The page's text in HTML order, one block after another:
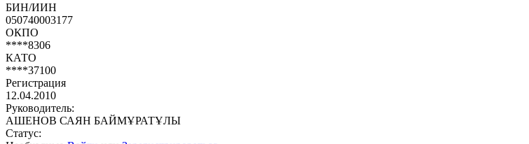
БИН/ИИН
050740003177
ОКПО
****8306
КАТО
****37100
Регистрация
12.04.2010
Руководитель:
АШЕНОВ САЯН БАЙМҰРАТҰЛЫ
Статус: